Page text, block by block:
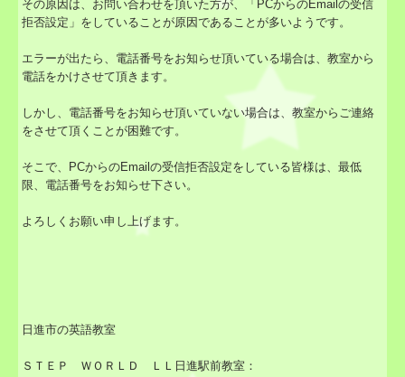
その原因は、お問い合わせを頂いた方が、「PCからのEmailの受信
拒否設定」をしていることが原因であることが多いようです。
エラーが出たら、電話番号をお知らせ頂いている場合は、教室から
電話をかけさせて頂きます。
しかし、電話番号をお知らせ頂いていない場合は、教室からご連絡
をさせて頂くことが困難です。
そこで、PCからのEmailの受信拒否設定をしている皆様は、最低
限、電話番号をお知らせ下さい。
よろしくお願い申し上げます。
日進市の英語教室
ＳＴＥＰ ＷＯＲＬＤ ＬＬ日進駅前教室：